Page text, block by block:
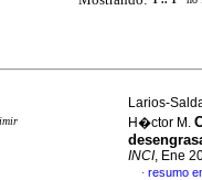
Larios-
H�ctor M.
INCI, Ene
· resumo